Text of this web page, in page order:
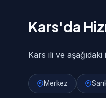
Kars'da
Kars ili ve
Merkez